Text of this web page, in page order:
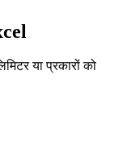
या प्रकारों को